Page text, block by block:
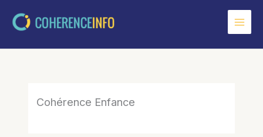
Cohérence Enfance